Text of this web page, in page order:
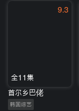
9.3
全11集
首尔乡巴佬
韩国综艺